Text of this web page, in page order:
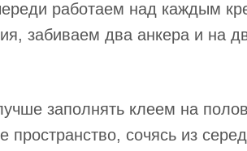
работаем над каждым
забиваем два анкера и на
заполнять клеем на
пространство, сочясь из